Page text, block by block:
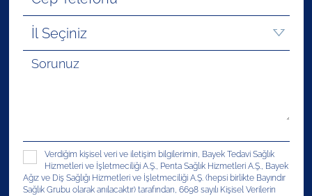
Verdiğim kişisel veri ve iletişim bilgilerimin, Bayek Tedavi Sağlık
Hizmetleri ve İşletmeciliği A.Ş., Penta Sağlık Hizmetleri A.Ş., Bayek
Ağız ve Diş Sağlığı Hizmetleri ve İşletmeciliği A.Ş. (hepsi birlikte Bayındır
Sağlık Grubu olarak anılacaktır) tarafından, 6698 sayılı Kişisel Verilerin